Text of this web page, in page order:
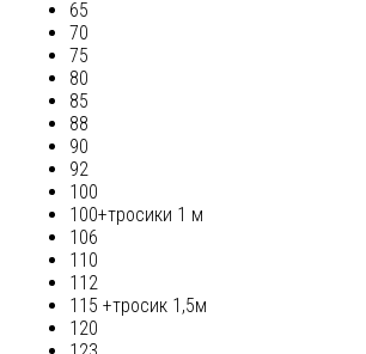
65
70
75
80
85
88
90
92
100
100+тросики 1 м
106
110
112
115 +тросик 1,5м
120